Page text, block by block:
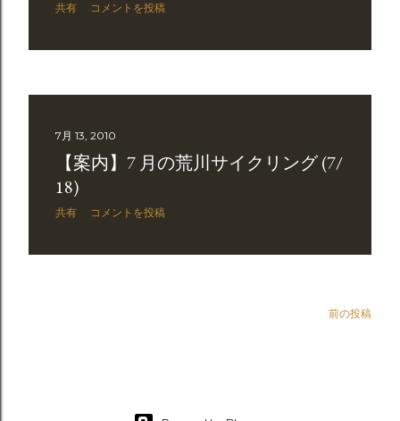
共有 コメントを投稿
7月 13, 2010
【案内】7 月の荒川サイクリング (7/
18)
共有 コメントを投稿
前の投稿